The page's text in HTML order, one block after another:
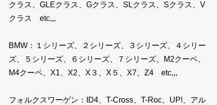
クラス、GLEクラス、Gクラス、SLクラス、Sクラス、V
クラス etc,,,
BMW：１シリーズ、２シリーズ、３シリーズ、４シリー
ズ、５シリーズ、６シリーズ、７シリーズ、M2クーペ、
M4クーペ、X1、X2、X３、X５、X7、Z4 etc,,,
フォルクスワーゲン：ID4、T-Cross、T-Roc、UP!、アル